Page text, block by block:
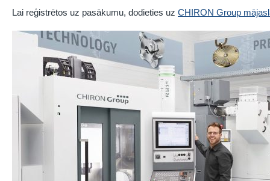
Lai reģistrētos uz pasākumu, dodieties uz CHIRON Group